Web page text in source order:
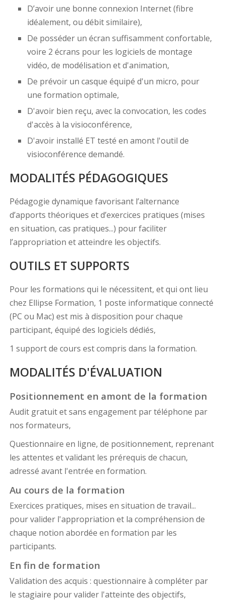
D’avoir une bonne connexion Internet (fibre
idéalement, ou débit similaire),
De posséder un écran suffisamment confortable,
voire 2 écrans pour les logiciels de montage
vidéo, de modélisation et d'animation,
De prévoir un casque équipé d'un micro, pour
une formation optimale,
D'avoir bien reçu, avec la convocation, les codes
d'accès à la visioconférence,
D'avoir installé ET testé en amont l'outil de
visioconférence demandé.
MODALITÉS PÉDAGOGIQUES
Pédagogie dynamique favorisant l’alternance
d’apports théoriques et d’exercices pratiques (mises
en situation, cas pratiques...) pour faciliter
l’appropriation et atteindre les objectifs.
OUTILS ET SUPPORTS
Pour les formations qui le nécessitent, et qui ont lieu
chez Ellipse Formation, 1 poste informatique connecté
(PC ou Mac) est mis à disposition pour chaque
participant, équipé des logiciels dédiés,
1 support de cours est compris dans la formation.
MODALITÉS D'ÉVALUATION
Positionnement en amont de la formation
Audit gratuit et sans engagement par téléphone par
nos formateurs,
Questionnaire en ligne, de positionnement, reprenant
les attentes et validant les prérequis de chacun,
adressé avant l'entrée en formation.
Au cours de la formation
Exercices pratiques, mises en situation de travail...
pour valider l'appropriation et la compréhension de
chaque notion abordée en formation par les
participants.
En fin de formation
Validation des acquis : questionnaire à compléter par
le stagiaire pour valider l'atteinte des objectifs,